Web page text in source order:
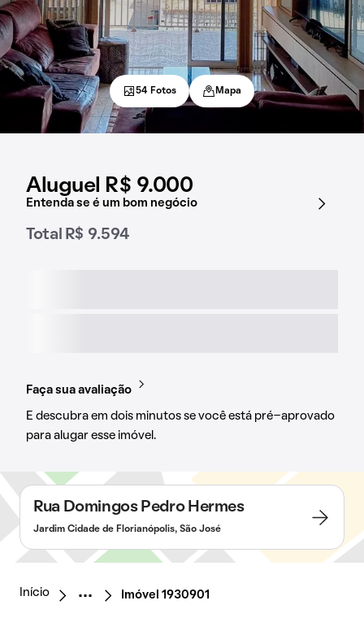
Aluguel R$ 9.000
Entenda se é um bom negócio
Total R$ 9.594
Faça sua avaliação
E descubra em dois minutos se você está pré-aprovado
para alugar esse imóvel.
54 Fotos Mapa
Rua Domingos Pedro Hermes
Jardim Cidade de Florianópolis, São José
Início Imóvel 1930901